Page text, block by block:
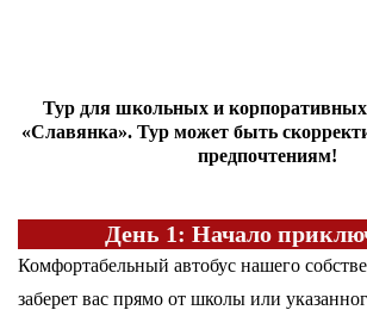
Тур для школьных и
«Славянка». Тур может быть
предпочтениям!
День 1: Начало
Комфортабельный автобус нашего
заберет вас прямо от школы или